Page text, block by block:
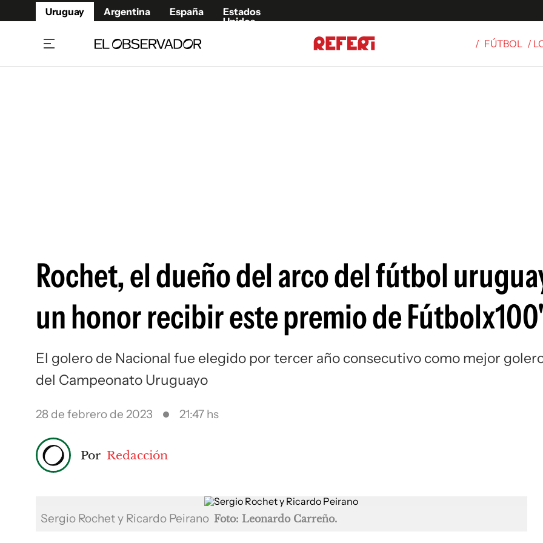
Uruguay Argentina España
Estados
Unidos
/ FÚTBOL /
Rochet, el dueño del arco del fútbol
un honor recibir este premio de
El golero de Nacional fue elegido por tercer año consecutivo como mejor
del Campeonato Uruguayo
28 de febrero de 2023 21:47 hs
Por Redacción
Sergio Rochet y Ricardo Peirano Foto: Leonardo Carreño.